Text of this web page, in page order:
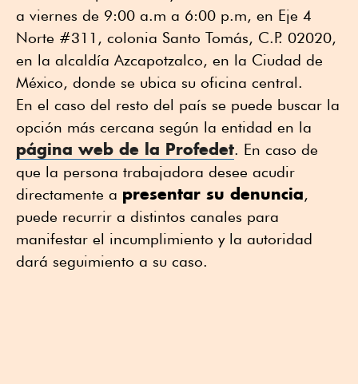
a viernes de 9:00 a.m a 6:00 p.m, en Eje 4
Norte #311, colonia Santo Tomás, C.P. 02020,
en la alcaldía Azcapotzalco, en la Ciudad de
México, donde se ubica su oficina central.
En el caso del resto del país se puede buscar la
opción más cercana según la entidad en la
página web de la Profedet. En caso de
que la persona trabajadora desee acudir
directamente a presentar su denuncia,
puede recurrir a distintos canales para
manifestar el incumplimiento y la autoridad
dará seguimiento a su caso.